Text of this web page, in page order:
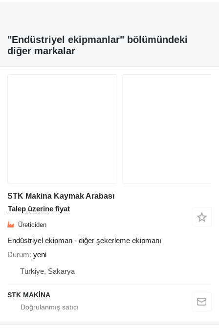
"Endüstriyel ekipmanlar" bölümündeki
diğer markalar
STK Makina Kaymak Arabası
Talep üzerine fiyat
Üreticiden
Endüstriyel ekipman - diğer şekerleme ekipmanı
Durum yeni
Türkiye, Sakarya
STK MAKİNA